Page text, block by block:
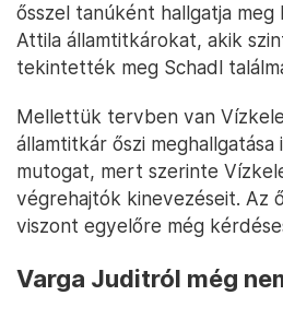
ősszel tanúként hallgatja meg
Attila államtitkárokat, akik
tekintették meg Schadl
Mellettük tervben van
államtitkár őszi meghallgatása
mutogat, mert szerinte
végrehajtók kinevezéseit. Az
viszont egyelőre még
Varga Juditról még